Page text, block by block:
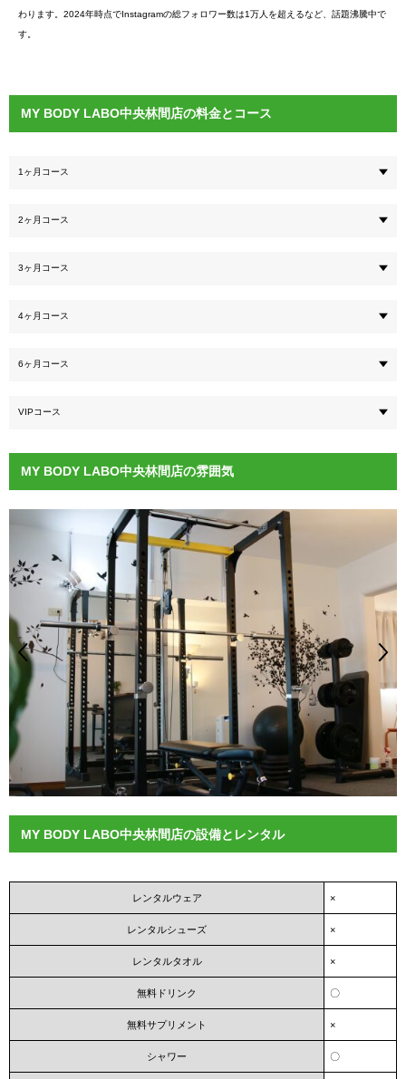
わります。2024年時点でInstagramの総フォロワー数は1万人を超えるなど、話題沸騰中で
す。
MY BODY LABO中央林間店の料金とコース
1ヶ月コース
2ヶ月コース
3ヶ月コース
4ヶ月コース
6ヶ月コース
VIPコース
MY BODY LABO中央林間店の雰囲気
MY BODY LABO中央林間店の設備とレンタル
レンタルウェア ×
レンタルシューズ ×
レンタルタオル ×
無料ドリンク 〇
無料サプリメント ×
シャワー 〇